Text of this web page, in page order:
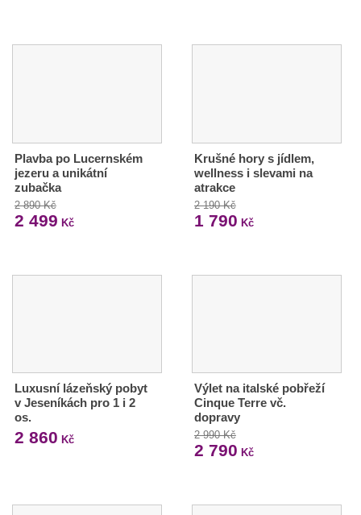
Plavba po Lucernském
jezeru a unikátní
zubačka
2 890 Kč
2 499 Kč
Krušné hory s jídlem,
wellness i slevami na
atrakce
2 190 Kč
1 790 Kč
Luxusní lázeňský pobyt
v Jeseníkách pro 1 i 2
os.
2 860 Kč
Výlet na italské pobřeží
Cinque Terre vč.
dopravy
2 990 Kč
2 790 Kč